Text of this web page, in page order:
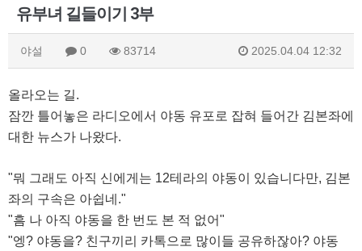
유부녀 길들이기 3부
야설 0 83714 2025.04.04 12:32
올라오는 길.
잠깐 틀어놓은 라디오에서 야동 유포로 잡혀 들어간 김본좌에
대한 뉴스가 나왔다.
"뭐 그래도 아직 신에게는 12테라의 야동이 있습니다만, 김본
좌의 구속은 아쉽네."
"흠 나 아직 야동을 한 번도 본 적 없어"
"엥? 야동을? 친구끼리 카톡으로 많이들 공유하잖아? 야동